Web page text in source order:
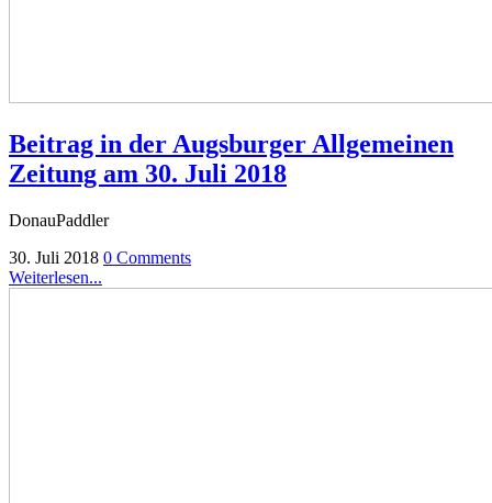
Beitrag in der Augsburger Allgemeinen
Zeitung am 30. Juli 2018
DonauPaddler
30. Juli 2018 0 Comments
Weiterlesen...